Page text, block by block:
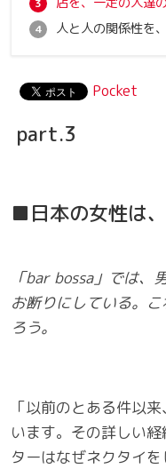
人と人の関係性を
Pocket
part.3
■日本の女性は、
「bar bossa」では、
お断りにしている。
ろう。
「以前のとある件以
います。その詳しい
ターはなぜネクタイ